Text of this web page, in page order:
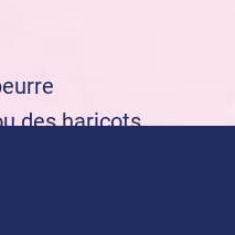
des haricots